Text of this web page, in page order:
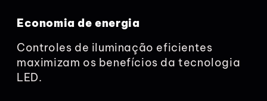
Economia de energia
Controles de iluminação eficientes
maximizam os benefícios da tecnologia
LED.